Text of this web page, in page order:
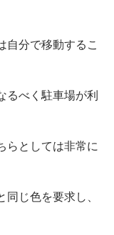
自分で移動するこ
るべく駐車場が利
らとしては非常に
じ色を要求し、